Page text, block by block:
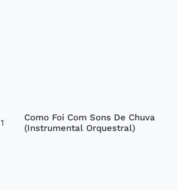
1
Como Foi Com Sons De Chuva
(Instrumental Orquestral)